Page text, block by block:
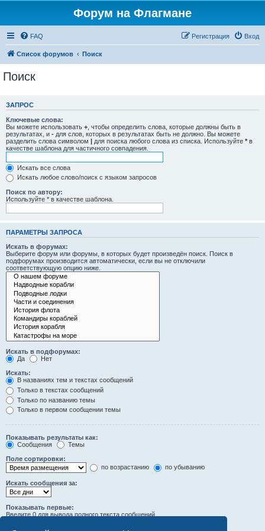
Форум на Флагмане
FAQ Вход
Регистрация
Список форумов Поиск
Поиск
ЗАПРОС
Ключевые слова:
Вы можете использовать + , чтобы определить слова, которые должны быть в
результатах, и - для слов, которых в результатах быть не должно. Вы можете
разделить слова символом | для поиска любого слова из списка. Используйте * в
качестве шаблона для частичного совпадения.
Искать все слова
Искать любое слово/поиск с языком запросов
Поиск по автору:
Используйте * в качестве шаблона.
ПАРАМЕТРЫ ЗАПРОСА
Искать в форумах:
Выберите форум или форумы, в которых будет произведён поиск. Поиск в
подфорумах производится автоматически, если вы не отключили
соответствующую опцию ниже.
Искать в подфорумах:
Да
Нет
Искать:
В названиях тем и текстах сообщений
Только в текстах сообщений
Только по названию темы
Только в первом сообщении темы
Показывать результаты как:
Сообщения
Темы
Поле сортировки:
по возрастанию
по убыванию
Искать сообщения за:
Показывать первые:
Введите 0 для вывода полного текста сообщений.